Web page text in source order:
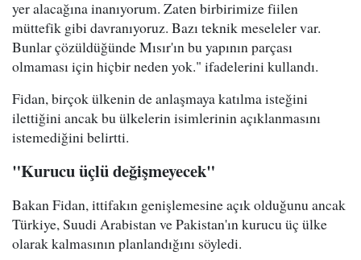
yer alacağına inanıyorum. Zaten birbirimize fiilen
müttefik gibi davranıyoruz. Bazı teknik meseleler var.
Bunlar çözüldüğünde Mısır'ın bu yapının parçası
olmaması için hiçbir neden yok." ifadelerini kullandı.
Fidan, birçok ülkenin de anlaşmaya katılma isteğini
ilettiğini ancak bu ülkelerin isimlerinin açıklanmasını
istemediğini belirtti.
"Kurucu üçlü değişmeyecek"
Bakan Fidan, ittifakın genişlemesine açık olduğunu ancak
Türkiye, Suudi Arabistan ve Pakistan'ın kurucu üç ülke
olarak kalmasının planlandığını söyledi.